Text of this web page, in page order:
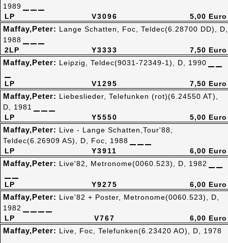
V3096
LP
1989
5,00 Euro
Y3333
2LP
Maffay,Peter: Lange Schatten, Foc, Teldec(6.28700 DD), D,
1988
7,50 Euro
V1295
LP
Maffay,Peter: Leipzig, Teldec(9031-72349-1), D, 1990
7,50 Euro
Y5550
LP
Maffay,Peter: Liebeslieder, Telefunken (rot)(6.24550 AT),
D, 1981
5,00 Euro
Y3911
LP
Maffay,Peter: Live - Lange Schatten,Tour'88,
Teldec(6.26909 AS), D, Foc, 1988
6,00 Euro
Y9275
LP
Maffay,Peter: Live'82, Metronome(0060.523), D, 1982
6,00 Euro
V767
LP
Maffay,Peter: Live'82 + Poster, Metronome(0060.523), D,
1982
6,00 Euro
Maffay,Peter: Live, Foc, Telefunken(6.23420 AO), D, 1978